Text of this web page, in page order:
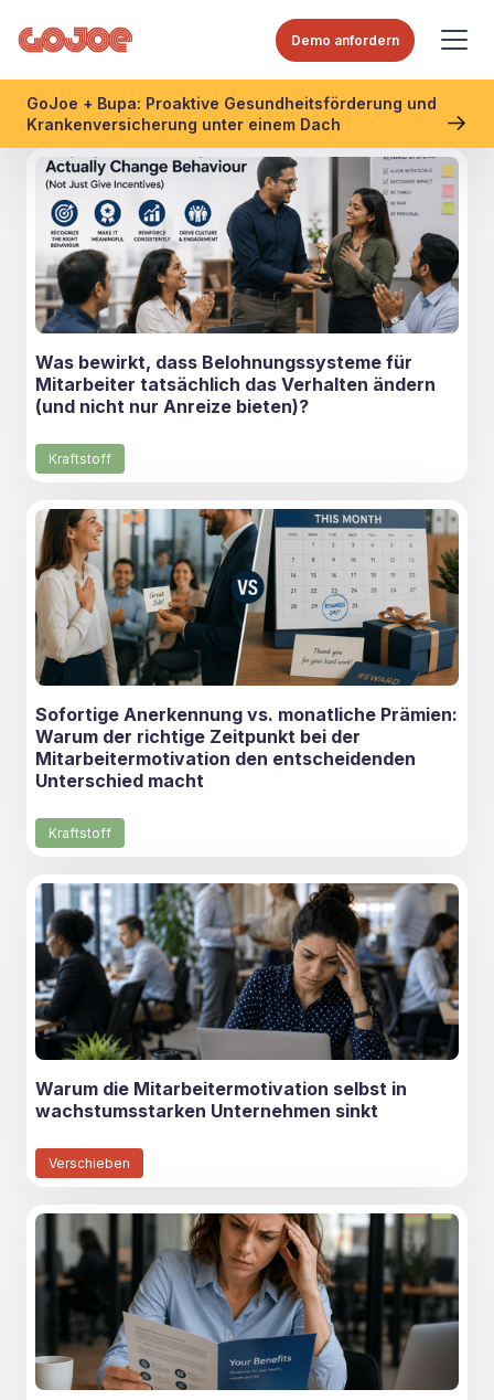
Demo anfordern
GoJoe + Bupa: Proaktive Gesundheitsförderung und
Krankenversicherung unter einem Dach
Was bewirkt, dass Belohnungssysteme für
Mitarbeiter tatsächlich das Verhalten ändern
(und nicht nur Anreize bieten)?
Kraftstoff
Sofortige Anerkennung vs. monatliche Prämien:
Warum der richtige Zeitpunkt bei der
Mitarbeitermotivation den entscheidenden
Unterschied macht
Kraftstoff
Warum die Mitarbeitermotivation selbst in
wachstumsstarken Unternehmen sinkt
Verschieben